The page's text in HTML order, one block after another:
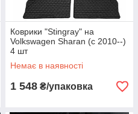
Коврики "Stingray" на
Volkswagen Sharan (c 2010--)
4 шт
Немає в наявності
1 548 ₴/упаковка